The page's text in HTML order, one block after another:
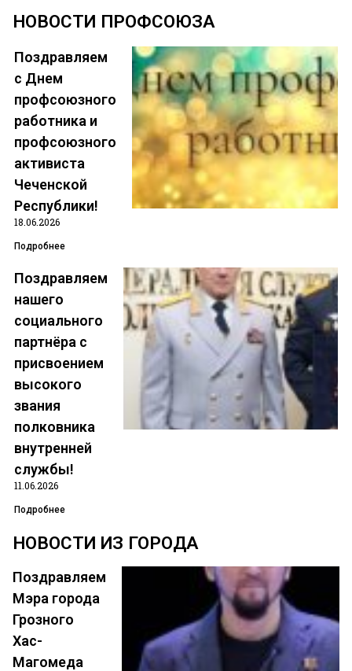
Чеченская Республиканская
организация общероссийского
профсоюза работников
государственных учреждений
и общественного
обслуживания
Российской Федерации
Позвонить
Урус-
Мартановский
район
НОВОСТИ ПРОФСОЮЗА
Поздравляем
с Днем
профсоюзного
работника и
профсоюзного
активиста
Чеченской
Республики!
18.06.2026
Подробнее
Поздравляем
нашего
социального
партнёра с
присвоением
высокого
звания
полковника
внутренней
службы!
11.06.2026
Подробнее
НОВОСТИ ИЗ ГОРОДА
Поздравляем
Мэра города
Грозного
Хас-
Магомеда